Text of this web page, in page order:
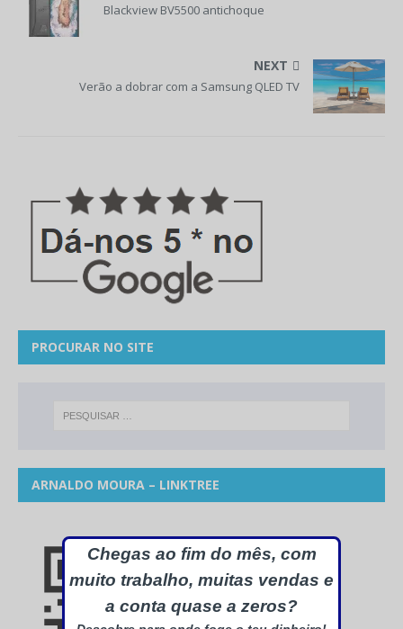
Blackview BV5500 antichoque
NEXT
Verão a dobrar com a Samsung QLED TV
PROCURAR NO SITE
ARNALDO MOURA – LINKTREE
Chegas ao fim do mês, com
muito trabalho, muitas vendas e
a conta quase a zeros?